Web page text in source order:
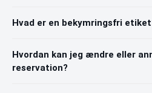
Hvad er en bekymringsfri
Hvordan kan jeg ændre eller
reservation?